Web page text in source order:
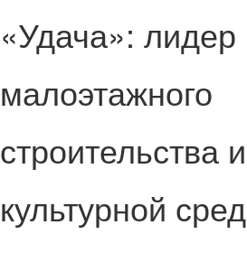
«Удача»: лидер
малоэтажного
строительства
культурной